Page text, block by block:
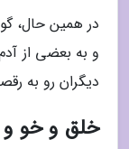
در همین حال،
و به بعضی از
دیگران رو به
خلق و خو و